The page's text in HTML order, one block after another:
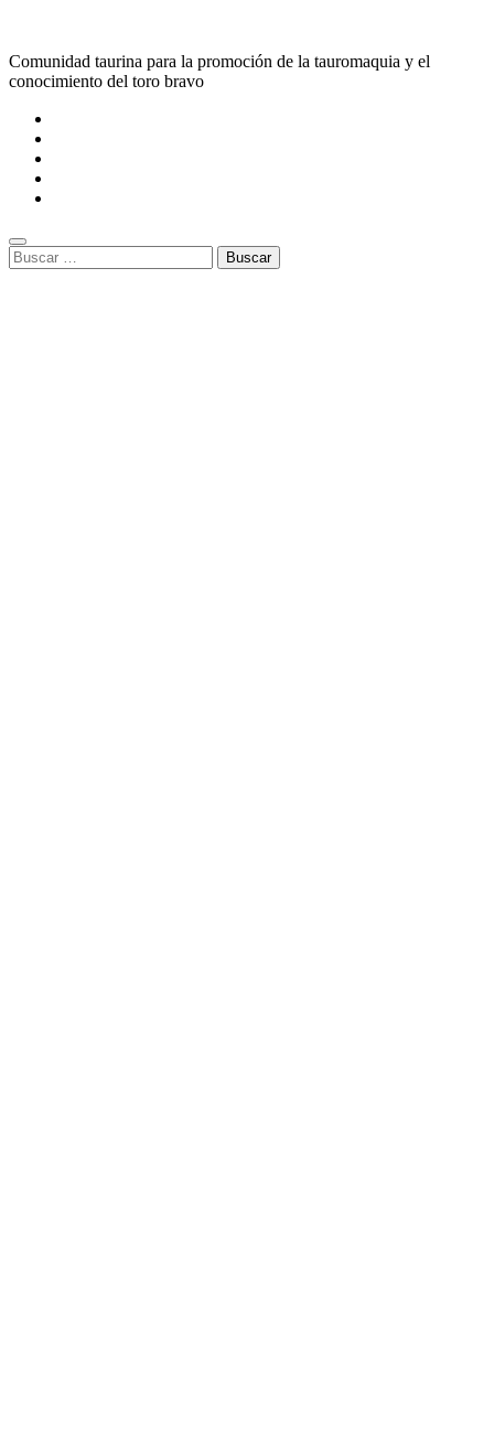
Comunidad taurina para la promoción de la tauromaquia y el
conocimiento del toro bravo
Buscar: